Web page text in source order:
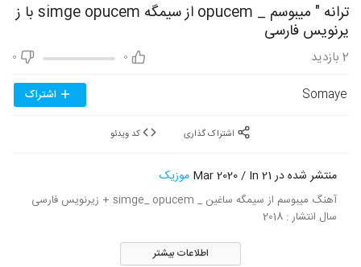
ترانه " میبوسم _ opucem از سیمگه simge opucem با ز
یرنویس فارسی
0
0 2 بازدید
Somaye اشتراک
منتشر شده در 21 Mar 2020 / In موزیک
آهنگ میبوسم از سیمگه ساغین _ simge_ opucem + زیرنویس فارسی
سال انتشار : 2018
اطلاعات بیشتر